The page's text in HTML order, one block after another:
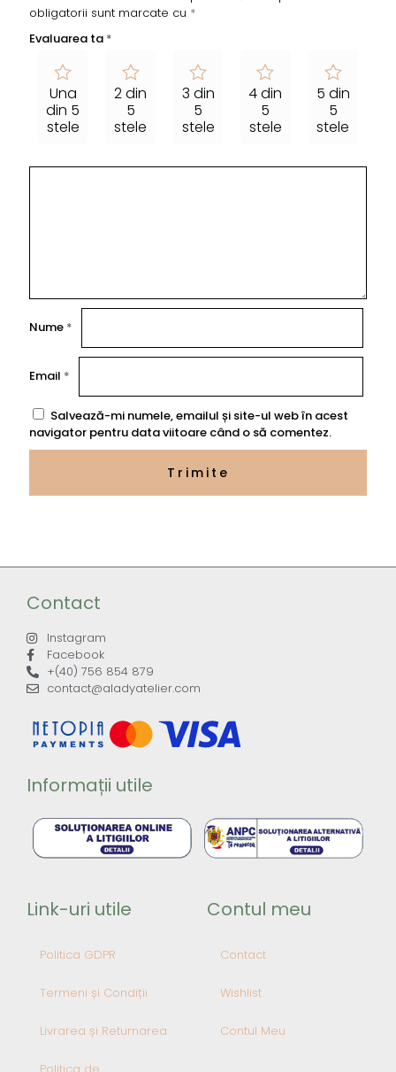
obligatorii sunt marcate cu *
Evaluarea ta *
Una
din 5
stele
2 din
5
stele
3 din
5
stele
4 din
5
stele
5 din
5
stele
Nume *
Email *
Salvează-mi numele, emailul și site-ul web în acest
navigator pentru data viitoare când o să comentez.
Contact
Instagram
Facebook
+(40) 756 854 879
contact@aladyatelier.com
Informații utile
Link-uri utile
Politica GDPR
Termeni și Condiții
Livrarea și Returnarea
Politica de
Contul meu
Contact
Wishlist
Contul Meu